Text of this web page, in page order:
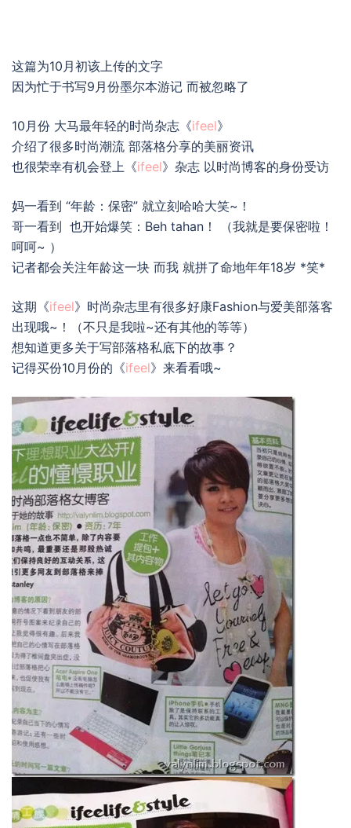
这篇为10月初该上传的文字
因为忙于书写9月份墨尔本游记 而被忽略了
10月份 大马最年轻的时尚杂志《ifeel》
介绍了很多时尚潮流 部落格分享的美丽资讯
也很荣幸有机会登上《ifeel》杂志 以时尚博客的身份受访
妈一看到 “年龄：保密” 就立刻哈哈大笑~！
哥一看到 也开始爆笑：Beh tahan！ （我就是要保密啦！
呵呵~ ）
记者都会关注年龄这一块 而我 就拼了命地年年18岁 *笑*
这期《ifeel》时尚杂志里有很多好康Fashion与爱美部落客
出现哦~！（不只是我啦~还有其他的等等）
想知道更多关于写部落格私底下的故事？
记得买份10月份的《ifeel》来看看哦~